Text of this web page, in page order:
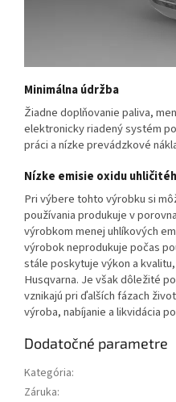
Minimálna údržba
Žiadne doplňovanie paliva,
elektronicky riadený systém
práci a nízke prevádzkové
Nízke emisie oxidu
Pri výbere tohto výrobku si
používania produkuje v
výrobkom menej uhlíkových
výrobok neprodukuje počas
stále poskytuje výkon a
Husqvarna. Je však dôležité
vznikajú pri ďalších fázach
výroba, nabíjanie a likvidácia
Dodatočné parametre
Kategória:
Záruka: